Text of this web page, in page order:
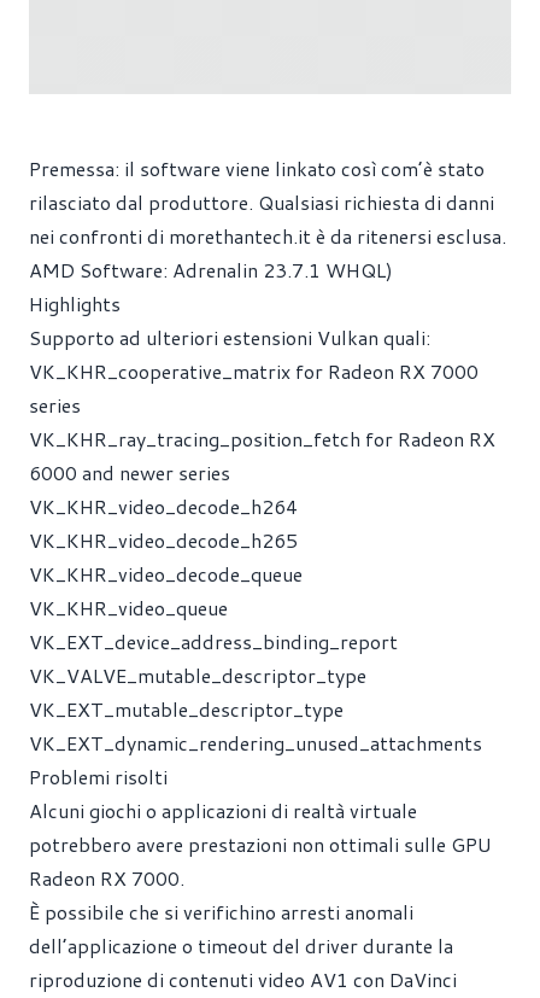
Premessa: il software viene linkato così com’è stato
rilasciato dal produttore. Qualsiasi richiesta di danni
nei confronti di morethantech.itè da ritenersi esclusa.
AMD Software: Adrenalin 23.7.1 WHQL)
Highlights
Supporto ad ulteriori estensioni Vulkan quali:
VK_KHR_cooperative_matrix for Radeon RX 7000
series
VK_KHR_ray_tracing_position_fetch for Radeon RX
6000 and newer series
VK_KHR_video_decode_h264
VK_KHR_video_decode_h265
VK_KHR_video_decode_queue
VK_KHR_video_queue
VK_EXT_device_address_binding_report
VK_VALVE_mutable_descriptor_type
VK_EXT_mutable_descriptor_type
VK_EXT_dynamic_rendering_unused_attachments
Problemi risolti
Alcuni giochi o applicazioni di realtà virtuale
potrebbero avere prestazioni non ottimali sulle GPU
Radeon RX 7000.
È possibile che si verifichino arresti anomali
dell’applicazione o timeout del driver durante la
riproduzione di contenuti video AV1 con DaVinci